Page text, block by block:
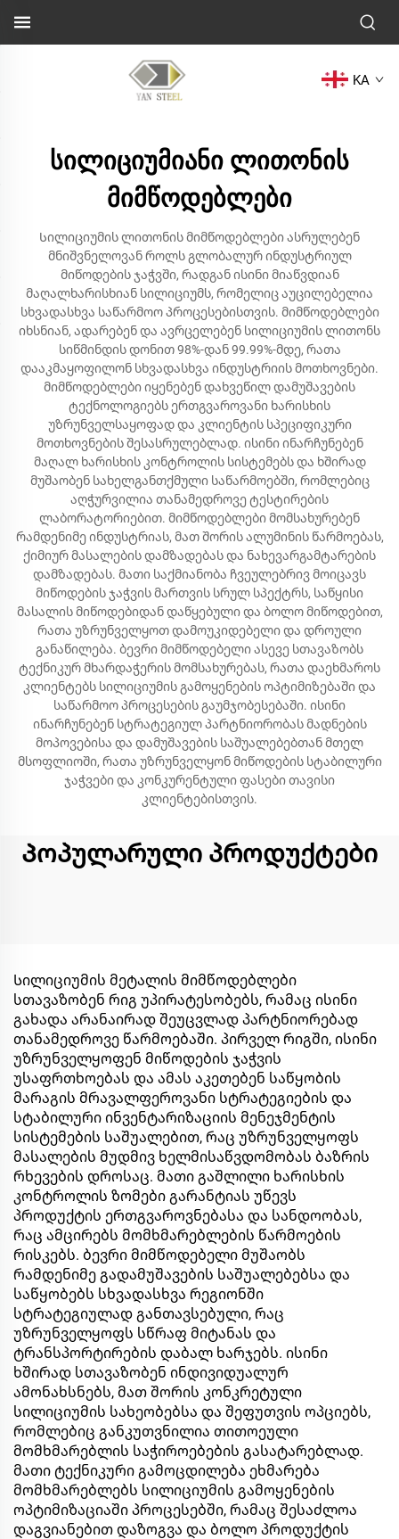
KA
სილიციუმიანი ლითონის
მიმწოდებლები
Სილიციუმის ლითონის მიმწოდებლები ასრულებენ
მნიშვნელოვან როლს გლობალურ ინდუსტრიულ
მიწოდების ჯაჭვში, რადგან ისინი მიაწვდიან
მაღალხარისხიან სილიციუმს, რომელიც აუცილებელია
სხვადასხვა საწარმოო პროცესებისთვის. მიმწოდებლები
იხსნიან, ადარებენ და ავრცელებენ სილიციუმის ლითონს
სიწმინდის დონით 98%-დან 99.99%-მდე, რათა
დააკმაყოფილონ სხვადასხვა ინდუსტრიის მოთხოვნები.
მიმწოდებლები იყენებენ დახვეწილ დამუშავების
ტექნოლოგიებს ერთგვაროვანი ხარისხის
უზრუნველსაყოფად და კლიენტის სპეციფიკური
მოთხოვნების შესასრულებლად. ისინი ინარჩუნებენ
მაღალ ხარისხის კონტროლის სისტემებს და ხშირად
მუშაობენ სახელგანთქმული საწარმოებში, რომლებიც
აღჭურვილია თანამედროვე ტესტირების
ლაბორატორიებით. მიმწოდებლები მომსახურებენ
რამდენიმე ინდუსტრიას, მათ შორის ალუმინის წარმოებას,
ქიმიურ მასალების დამზადებას და ნახევარგამტარების
დამზადებას. მათი საქმიანობა ჩვეულებრივ მოიცავს
მიწოდების ჯაჭვის მართვის სრულ სპექტრს, საწყისი
მასალის მიწოდებიდან დაწყებული და ბოლო მიწოდებით,
რათა უზრუნველყოთ დამოუკიდებელი და დროული
განაწილება. ბევრი მიმწოდებელი ასევე სთავაზობს
ტექნიკურ მხარდაჭერის მომსახურებას, რათა დაეხმაროს
კლიენტებს სილიციუმის გამოყენების ოპტიმიზებაში და
საწარმოო პროცესების გაუმჯობესებაში. ისინი
ინარჩუნებენ სტრატეგიულ პარტნიორობას მადნების
მოპოვებისა და დამუშავების საშუალებებთან მთელ
მსოფლიოში, რათა უზრუნველყონ მიწოდების სტაბილური
ჯაჭვები და კონკურენტული ფასები თავისი
კლიენტებისთვის.
Პოპულარული პროდუქტები
Სილიციუმის მეტალის მიმწოდებლები
სთავაზობენ რიგ უპირატესობებს, რამაც ისინი
გახადა არანაირად შეუცვლად პარტნიორებად
თანამედროვე წარმოებაში. პირველ რიგში, ისინი
უზრუნველყოფენ მიწოდების ჯაჭვის
უსაფრთხოებას და ამას აკეთებენ საწყობის
მარაგის მრავალფეროვანი სტრატეგიების და
სტაბილური ინვენტარიზაციის მენეჯმენტის
სისტემების საშუალებით, რაც უზრუნველყოფს
მასალების მუდმივ ხელმისაწვდომობას ბაზრის
რხევების დროსაც. მათი გაშლილი ხარისხის
კონტროლის ზომები გარანტიას უწევს
პროდუქტის ერთგვაროვნებასა და სანდოობას,
რაც ამცირებს მომხმარებლების წარმოების
რისკებს. ბევრი მიმწოდებელი მუშაობს
რამდენიმე გადამუშავების საშუალებებსა და
საწყობებს სხვადასხვა რეგიონში
სტრატეგიულად განთავსებული, რაც
უზრუნველყოფს სწრაფ მიტანას და
ტრანსპორტირების დაბალ ხარჯებს. ისინი
ხშირად სთავაზობენ ინდივიდუალურ
ამონახსნებს, მათ შორის კონკრეტული
სილიციუმის სახეობებსა და შეფუთვის ოპციებს,
რომლებიც განკუთვნილია თითოეული
მომხმარებლის საჭიროებების გასატარებლად.
მათი ტექნიკური გამოცდილება ეხმარება
მომხმარებლებს სილიციუმის გამოყენების
ოპტიმიზაციაში პროცესებში, რამაც შესაძლოა
დაგვიანებით დაზოგვა და ბოლო პროდუქტის